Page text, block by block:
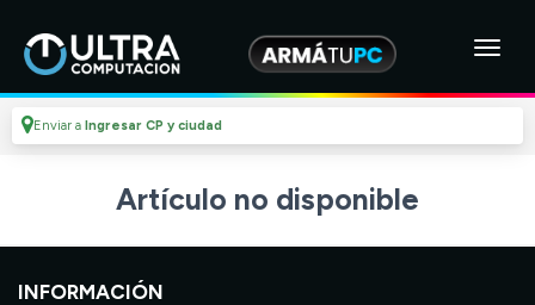
Enviar a Ingresar CP y ciudad
Artículo no disponible
INFORMACIÓN